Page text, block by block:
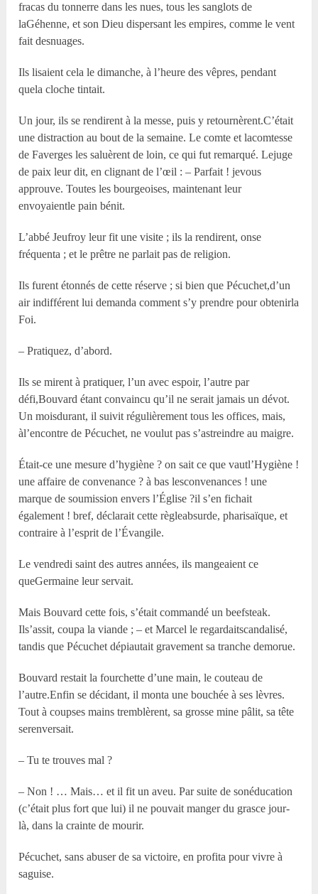
fracas du tonnerre dans les nues, tous les sanglots de
laGéhenne, et son Dieu dispersant les empires, comme le vent
fait desnuages.
Ils lisaient cela le dimanche, à l’heure des vêpres, pendant
quela cloche tintait.
Un jour, ils se rendirent à la messe, puis y retournèrent.C’était
une distraction au bout de la semaine. Le comte et lacomtesse
de Faverges les saluèrent de loin, ce qui fut remarqué. Lejuge
de paix leur dit, en clignant de l’œil : – Parfait ! jevous
approuve. Toutes les bourgeoises, maintenant leur
envoyaientle pain bénit.
L’abbé Jeufroy leur fit une visite ; ils la rendirent, onse
fréquenta ; et le prêtre ne parlait pas de religion.
Ils furent étonnés de cette réserve ; si bien que Pécuchet,d’un
air indifférent lui demanda comment s’y prendre pour obtenirla
Foi.
– Pratiquez, d’abord.
Ils se mirent à pratiquer, l’un avec espoir, l’autre par
défi,Bouvard étant convaincu qu’il ne serait jamais un dévot.
Un moisdurant, il suivit régulièrement tous les offices, mais,
àl’encontre de Pécuchet, ne voulut pas s’astreindre au maigre.
Était-ce une mesure d’hygiène ? on sait ce que vautl’Hygiène !
une affaire de convenance ? à bas lesconvenances ! une
marque de soumission envers l’Église ?il s’en fichait
également ! bref, déclarait cette règleabsurde, pharisaïque, et
contraire à l’esprit de l’Évangile.
Le vendredi saint des autres années, ils mangeaient ce
queGermaine leur servait.
Mais Bouvard cette fois, s’était commandé un beefsteak.
Ils’assit, coupa la viande ; – et Marcel le regardaitscandalisé,
tandis que Pécuchet dépiautait gravement sa tranche demorue.
Bouvard restait la fourchette d’une main, le couteau de
l’autre.Enfin se décidant, il monta une bouchée à ses lèvres.
Tout à coupses mains tremblèrent, sa grosse mine pâlit, sa tête
serenversait.
– Tu te trouves mal ?
– Non ! … Mais… et il fit un aveu. Par suite de sonéducation
(c’était plus fort que lui) il ne pouvait manger du grasce jour-
là, dans la crainte de mourir.
Pécuchet, sans abuser de sa victoire, en profita pour vivre à
saguise.